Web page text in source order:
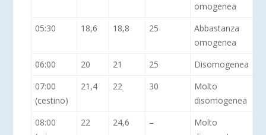
omogenea
05:30
18,6 18,8 25
Abbastanza
omogenea
06:00
20 21 25
Disomogenea
07:00
(cestino)
21,4 22 30
Molto
disomogenea
08:00
22 24,6 –
Molto